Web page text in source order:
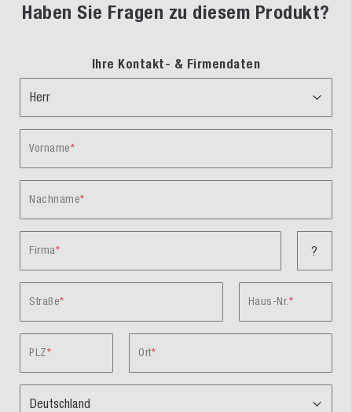
Haben Sie Fragen zu diesem Produkt?
Ihre Kontakt- & Firmendaten
Vorname
Nachname
Firma ?
Straße Haus-Nr.
PLZ Ort